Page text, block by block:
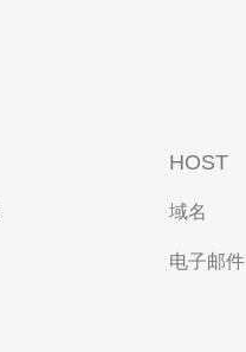
HOST
域名
电子邮件